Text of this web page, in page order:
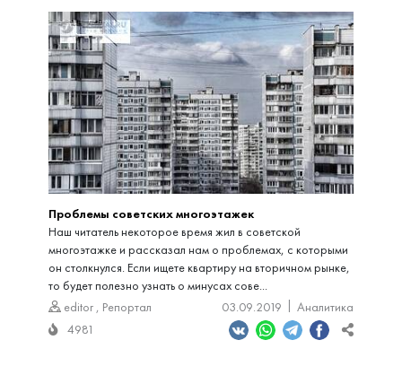
Проблемы советских многоэтажек
Наш читатель некоторое время жил в советской
многоэтажке и рассказал нам о проблемах, с которыми
он столкнулся. Если ищете квартиру на вторичном рынке,
то будет полезно узнать о минусах сове...
editor , Репортал 03.09.2019
Аналитика
4981